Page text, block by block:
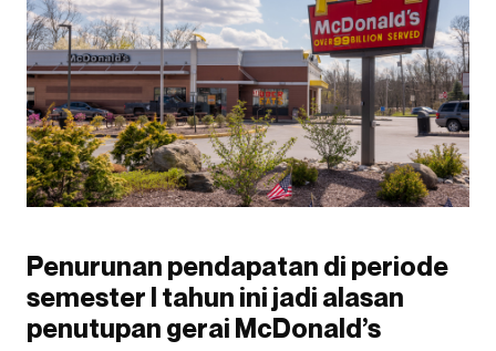
Penurunan pendapatan di periode
semester I tahun ini jadi alasan
penutupan gerai McDonald’s